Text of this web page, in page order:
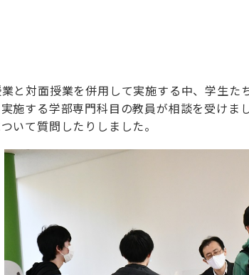
と対面授業を併用して実施する中、学生た
施する学部専門科目の教員が相談を受けま
いて質問したりしました。